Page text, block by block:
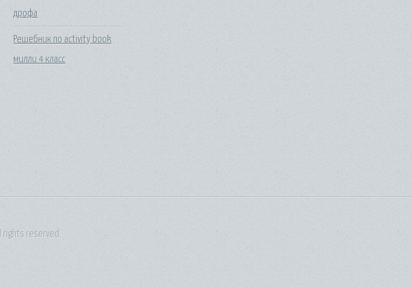
дрофа
Решебник по activity book
милли 4 класс
rights reserved.